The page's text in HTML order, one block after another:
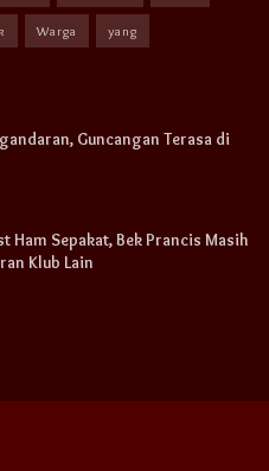
Warga yang
Guncangan Terasa di
Ham Sepakat, Bek Prancis Masih
Klub Lain